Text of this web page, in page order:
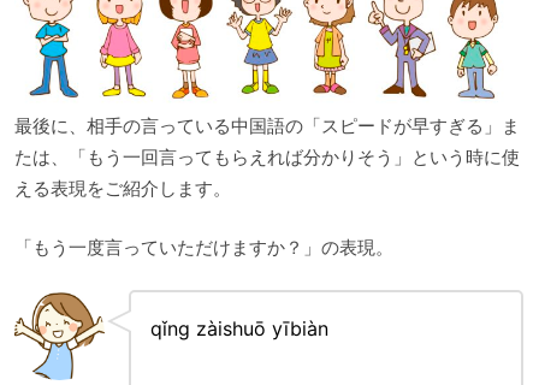
最後に、相手の言っている中国語の「スピードが早すぎる」ま
たは、「もう一回言ってもらえれば分かりそう」という時に使
える表現をご紹介します。
「もう一度言っていただけますか？」の表現。
qǐng zàishuō yībiàn